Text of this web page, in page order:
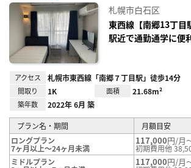
札幌市白石区
東西線【南郷13丁目
駅近で通勤通学に便
アクセス 札幌市東西線「南郷７丁目駅」徒歩14分
間取り 1K 面積 21.68m²
築年数 2022年 6月 築
プラン名・期間
月額目安
ロングプラン
7ヶ月以上～24ヶ月未満
117,000円/月
初期費用他
ミドルプラン
117,000円/月